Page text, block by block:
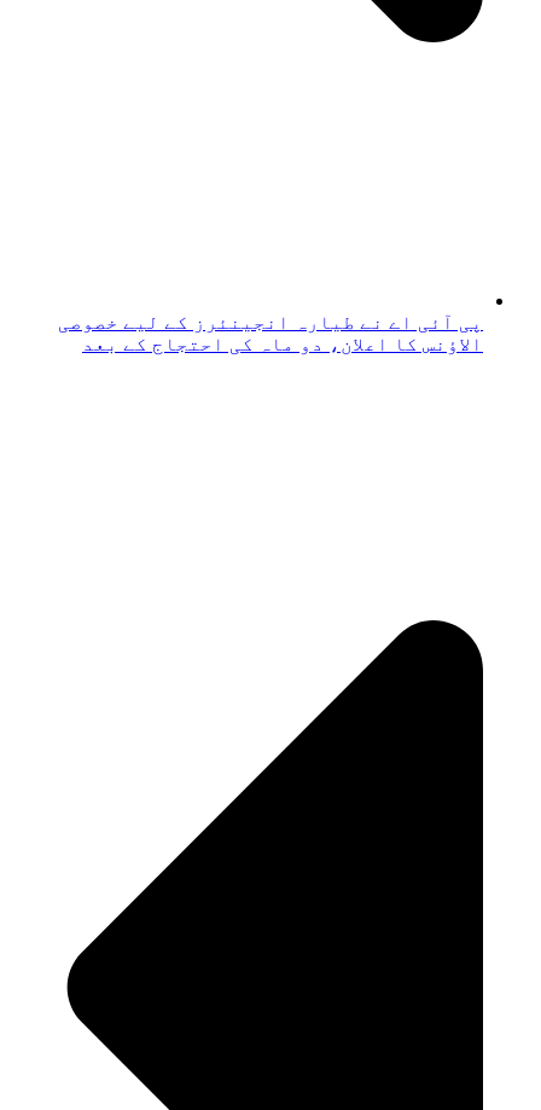
پی آئی اے نے طیارہ انجینئرز کے لیے خصوصی
الاؤنس کا اعلان، دو ماہ کی احتجاج کے بعد